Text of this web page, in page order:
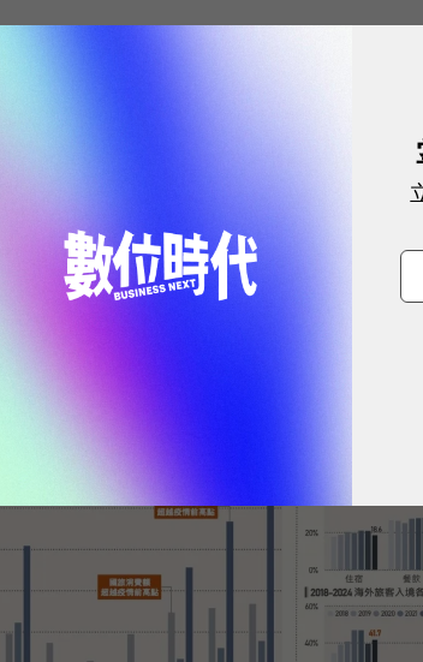
對台灣「旅遊消費」市場規模與消費結
）、海外旅客入境、國人出境旅遊等
理中心等關聯數據，同步分析消費類
場規模推估，做為掌握觀光市場趨勢基
雙重榮耀！國際品牌X經理人特別肯定，